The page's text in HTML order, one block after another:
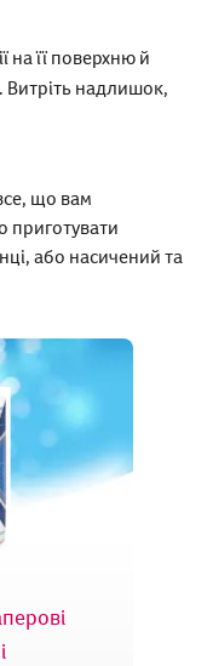
на її поверхню й
Витріть надлишок,
що вам
приготувати
або насичений та